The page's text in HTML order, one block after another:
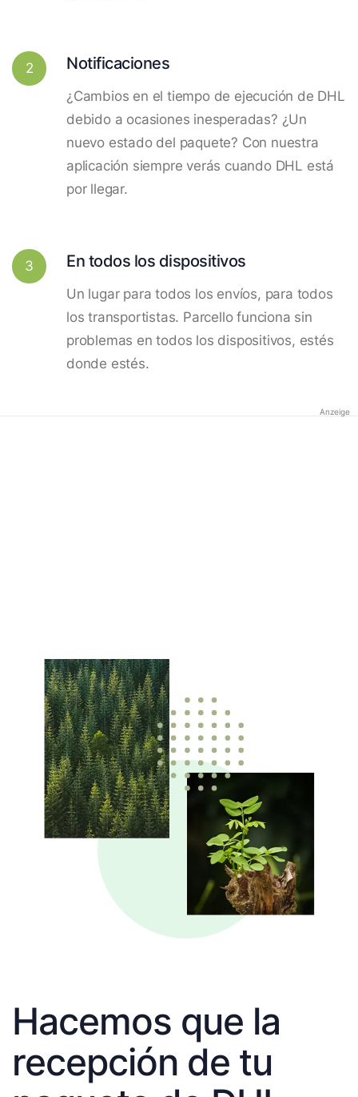
2 Notificaciones
¿Cambios en el tiempo de ejecución de DHL
debido a ocasiones inesperadas? ¿Un
nuevo estado del paquete? Con nuestra
aplicación siempre verás cuando DHL está
por llegar.
3 En todos los dispositivos
Un lugar para todos los envíos, para todos
los transportistas. Parcello funciona sin
problemas en todos los dispositivos, estés
donde estés.
Anzeige
Hacemos que la
recepción de tu